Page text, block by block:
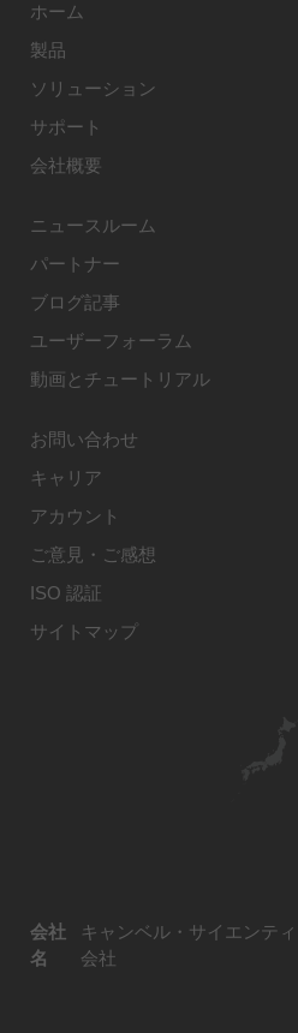
ホーム
製品
ソリューション
サポート
会社概要
ニュースルーム
パートナー
ブログ記事
ユーザーフォーラム
動画とチュートリアル
お問い合わせ
キャリア
アカウント
ご意見・ご感想
ISO 認証
サイトマップ
会社
名
キャンベル・サイエンテ
会社